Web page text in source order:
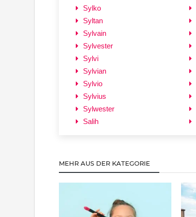
Sylko
Syltan
Sylvain
Sylvester
Sylvi
Sylvian
Sylvio
Sylvius
Sylwester
Salih
MEHR AUS DER KATEGORIE